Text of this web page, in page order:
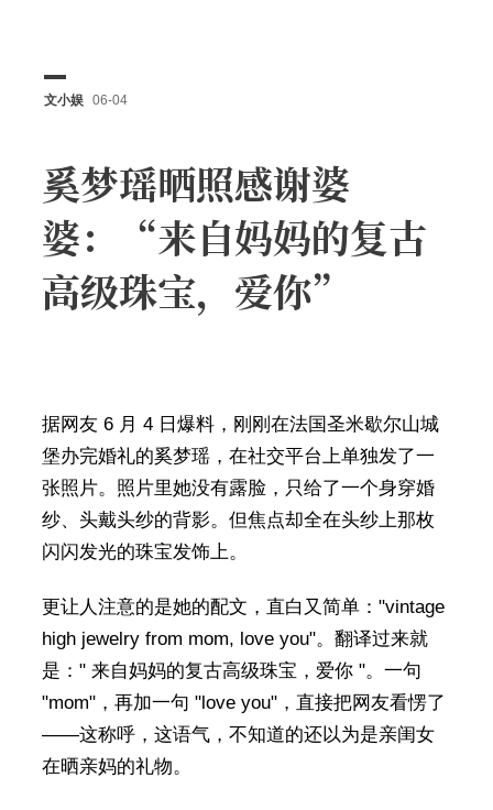
文小娱 06-04
奚梦瑶晒照感谢婆
婆：“来自妈妈的复古
高级珠宝，爱你”
据网友 6 月 4 日爆料，刚刚在法国圣米歇尔山城
堡办完婚礼的奚梦瑶，在社交平台上单独发了一
张照片。照片里她没有露脸，只给了一个身穿婚
纱、头戴头纱的背影。但焦点却全在头纱上那枚
闪闪发光的珠宝发饰上。
更让人注意的是她的配文，直白又简单："vintage
high jewelry from mom, love you"。翻译过来就
是：" 来自妈妈的复古高级珠宝，爱你 "。一句
"mom"，再加一句 "love you"，直接把网友看愣了
——这称呼，这语气，不知道的还以为是亲闺女
在晒亲妈的礼物。